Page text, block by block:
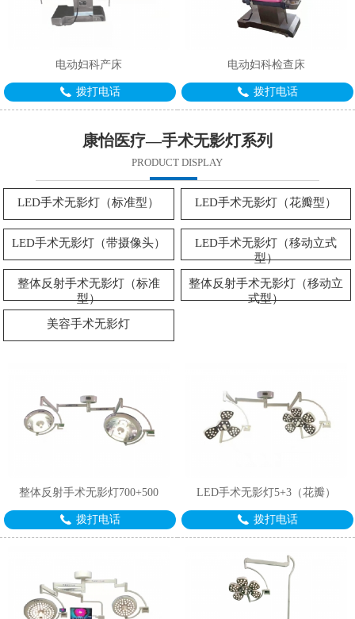
2
电动妇科产床
拨打电话
电动妇科检查床
拨打电话
康怡医疗—手术无影灯系列
PRODUCT DISPLAY
LED手术无影灯（标准型） LED手术无影灯（花瓣型）
LED手术无影灯（带摄像头）
LED手术无影灯（移动立式
型）
整体反射手术无影灯（标准
型）
整体反射手术无影灯（移动立
式型）
美容手术无影灯
整体反射手术无影灯700+500
拨打电话
LED手术无影灯5+3（花瓣）
拨打电话